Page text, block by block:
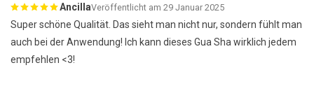
AncillaVeröffentlicht am 29 Januar 2025
Super schöne Qualität. Das sieht man nicht nur, sondern fühlt man
auch bei der Anwendung! Ich kann dieses Gua Sha wirklich jedem
empfehlen <3!